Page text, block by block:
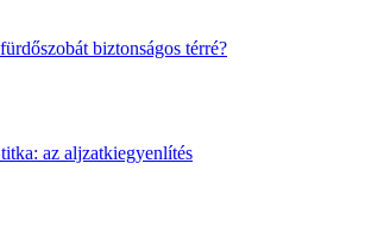
biztonságos térré?
az aljzatkiegyenlítés